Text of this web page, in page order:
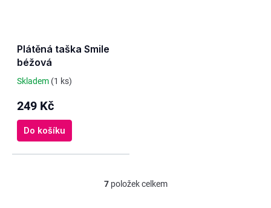
Plátěná taška Smile
béžová
Skladem (1 ks)
249 Kč
Do košíku
O
7položek celkem